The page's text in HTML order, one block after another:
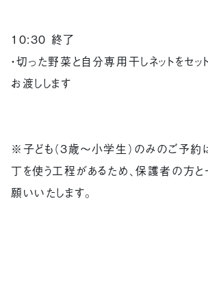
10:30 終了
・切った野菜と自分専用干しネットをセッ
お渡しします
※子ども（3歳〜小学生）のみのご予約
丁を使う工程があるため、保護者の方
願いいたします。